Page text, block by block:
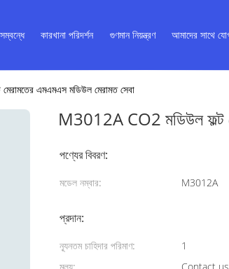
কারখানা পরিদর্শন গুণমান নিয়ন্ত্রণ আমাদের সাথে
এমএমএস মডিউল মেরামত সেবা
M3012A CO2 মডিউল ফল্ট
পণ্যের বিবরণ:
মডেল নম্বার: M3012A
প্রদান:
ন্যূনতম চাহিদার পরিমাণ:
1